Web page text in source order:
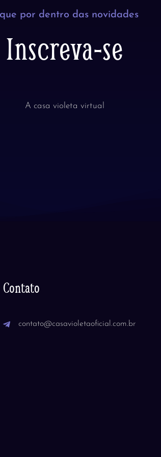
por dentro das novidades
Inscreva-se
A casa violeta virtual
Contato
contato@casavioletaoficial.com.br